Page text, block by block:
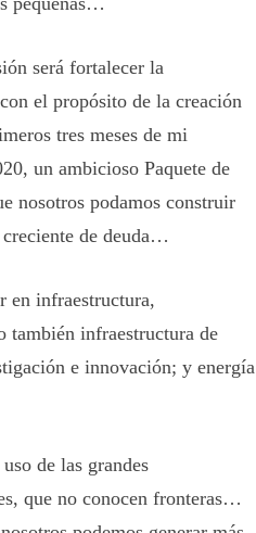
será fortalecer la
el propósito de la creación
tres meses de mi
un ambicioso Paquete de
nosotros podamos construir
de deuda…
en infraestructura,
también infraestructura de
e innovación; y energía
de las grandes
que no conocen fronteras…